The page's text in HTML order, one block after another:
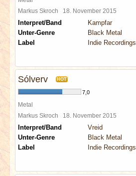
Markus Skroch 18. November 2015
Interpret/Band
Kampfar
Unter-Genre
Black Metal
Label
Indie Recordings
Sólverv HOT
7,0
Metal
Markus Skroch 18. November 2015
Interpret/Band
Vreid
Unter-Genre
Black Metal
Label
Indie Recordings